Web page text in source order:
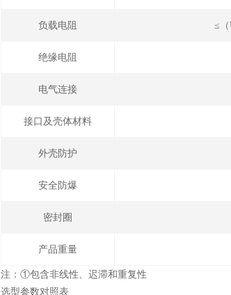
负载电阻 ≤
绝缘电阻
电气连接
接口及壳体材料
外壳防护
安全防爆
密封圈
产品重量
注：①包含非线性、迟滞和重复性
选型参数对照表